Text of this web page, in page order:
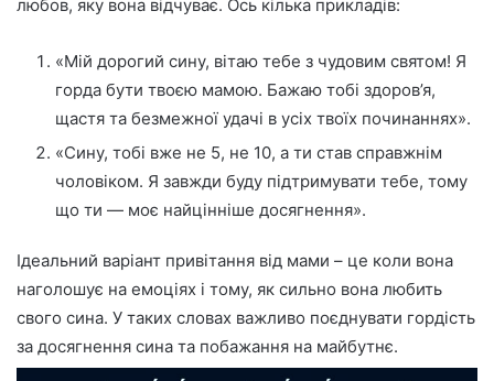
любов, яку вона відчуває. Ось кілька прикладів:
«Мій дорогий сину, вітаю тебе з чудовим святом! Я
горда бути твоєю мамою. Бажаю тобі здоров’я,
щастя та безмежної удачі в усіх твоїх починаннях».
«Сину, тобі вже не 5, не 10, а ти став справжнім
чоловіком. Я завжди буду підтримувати тебе, тому
що ти — моє найцінніше досягнення».
Ідеальний варіант привітання від мами – це коли вона
наголошує на емоціях і тому, як сильно вона любить
свого сина. У таких словах важливо поєднувати гордість
за досягнення сина та побажання на майбутнє.